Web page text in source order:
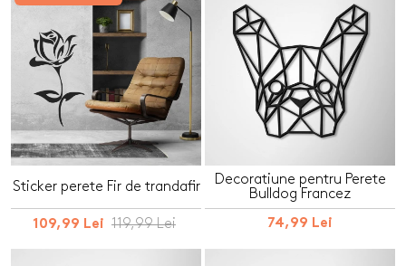
Sticker perete Fir de trandafir
109,99 Lei 119,99 Lei
Decoratiune pentru Perete
Bulldog Francez
74,99 Lei